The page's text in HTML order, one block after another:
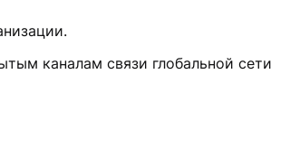
каналам связи глобальной сети